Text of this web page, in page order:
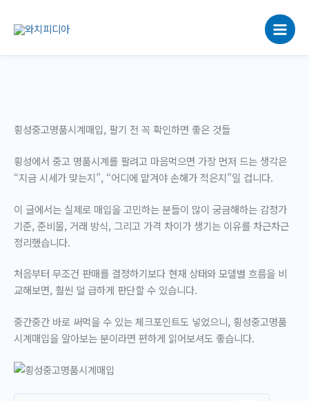
로
횡성중고명품시계매입, 팔기 전 꼭 확인하면 좋은 것들
횡성에서 중고 명품시계를 팔려고 마음먹으면 가장 먼저 드는 생각은
“지금 시세가 맞는지”, “어디에 맡겨야 손해가 적은지”일 겁니다.
이 글에서는 실제로 매입을 고민하는 분들이 많이 궁금해하는 감정가
기준, 준비물, 거래 방식, 그리고 가격 차이가 생기는 이유를 차근차근
정리했습니다.
처음부터 무조건 판매를 결정하기보다 현재 상태와 모델별 흐름을 비
교해보면, 훨씬 덜 급하게 판단할 수 있습니다.
중간중간 바로 써먹을 수 있는 체크포인트도 넣었으니, 횡성중고명품
시계매입을 알아보는 분이라면 편하게 읽어보셔도 좋습니다.